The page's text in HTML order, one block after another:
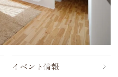
イベント情報